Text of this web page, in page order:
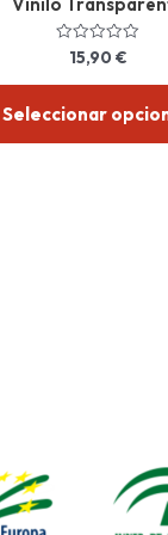
Valorado
con
0
5
15,90 €
Seleccionar